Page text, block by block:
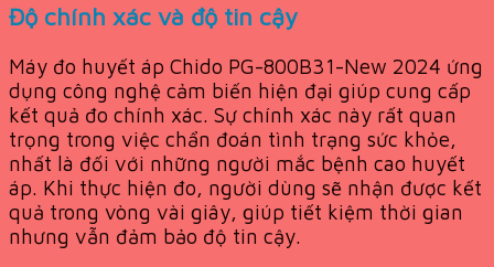
Độ chính xác và độ tin cậy
Máy đo huyết áp Chido PG-800B31-New 2024 ứng
dụng công nghệ cảm biến hiện đại giúp cung cấp
kết quả đo chính xác. Sự chính xác này rất quan
trọng trong việc chẩn đoán tình trạng sức khỏe,
nhất là đối với những người mắc bệnh cao huyết
áp. Khi thực hiện đo, người dùng sẽ nhận được kết
quả trong vòng vài giây, giúp tiết kiệm thời gian
nhưng vẫn đảm bảo độ tin cậy.